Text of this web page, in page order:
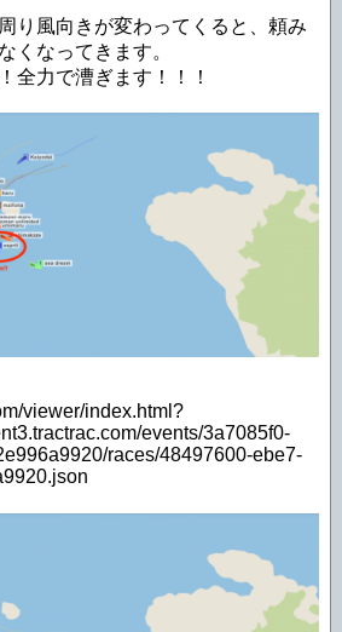
り風向きが変わってくると、頼み
くなってきます。
全力で漕ぎます！！！
viewer/index.html?
events/3a7085f0-
races/48497600-ebe7-